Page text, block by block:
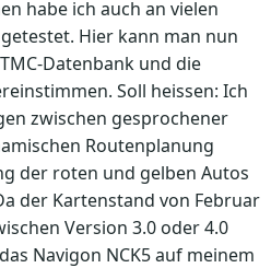
habe ich auch an vielen
Hier kann man nun
Datenbank und die
Soll heissen: Ich
zwischen gesprochener
Routenplanung
der roten und gelben Autos
der Kartenstand von Februar
Version 3.0 oder 4.0
Navigon NCK5 auf meinem